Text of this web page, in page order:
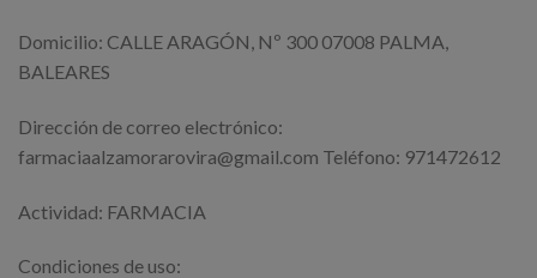
Domicilio: CALLE ARAGÓN, Nº 300 07008 PALMA,
BALEARES
Dirección de correo electrónico:
farmaciaalzamorarovira@gmail.com Teléfono: 971472612
Actividad: FARMACIA
Condiciones de uso: